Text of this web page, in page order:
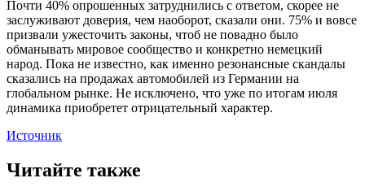
Почти 40% опрошенных затруднились с ответом, скорее не
заслуживают доверия, чем наоборот, сказали они. 75% и вовсе
призвали ужесточить законы, чтоб не повадно было
обманывать мировое сообщество и конкретно немецкий
народ. Пока не известно, как именно резонансные скандалы
сказались на продажах автомобилей из Германии на
глобальном рынке. Не исключено, что уже по итогам июля
динамика приобретет отрицательный характер.
Источник
Читайте также